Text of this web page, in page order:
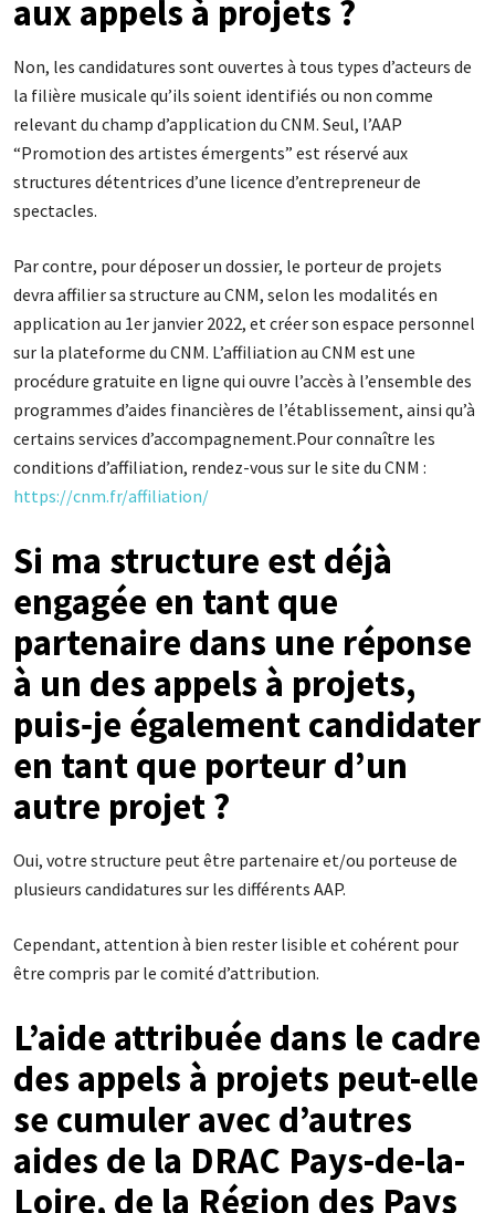
aux appels à projets ?
Non, les candidatures sont ouvertes à tous types d’acteurs de
la filière musicale qu’ils soient identifiés ou non comme
relevant du champ d’application du CNM. Seul, l’AAP
“Promotion des artistes émergents” est réservé aux
structures détentrices d’une licence d’entrepreneur de
spectacles.
Par contre, pour déposer un dossier, le porteur de projets
devra affilier sa structure au CNM, selon les modalités en
application au 1er janvier 2022, et créer son espace personnel
sur la plateforme du CNM. L’affiliation au CNM est une
procédure gratuite en ligne qui ouvre l’accès à l’ensemble des
programmes d’aides financières de l’établissement, ainsi qu’à
certains services d’accompagnement.Pour connaître les
conditions d’affiliation, rendez-vous sur le site du CNM :
https://cnm.fr/affiliation/
Si ma structure est déjà
engagée en tant que
partenaire dans une réponse
à un des appels à projets,
puis‐je également candidater
en tant que porteur d’un
autre projet ?
Oui, votre structure peut être partenaire et/ou porteuse de
plusieurs candidatures sur les différents AAP.
Cependant, attention à bien rester lisible et cohérent pour
être compris par le comité d’attribution.
L’aide attribuée dans le cadre
des appels à projets peut-elle
se cumuler avec d’autres
aides de la DRAC Pays-de-la-
Loire, de la Région des Pays